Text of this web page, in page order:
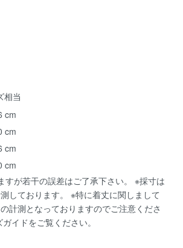
相当
cm
cm
cm
cm
すが若干の誤差はご了承下さい。 ※採寸は
しております。 ※特に着丈に関しまして
計測となっておりますのでご注意くださ
イドをご覧ください。